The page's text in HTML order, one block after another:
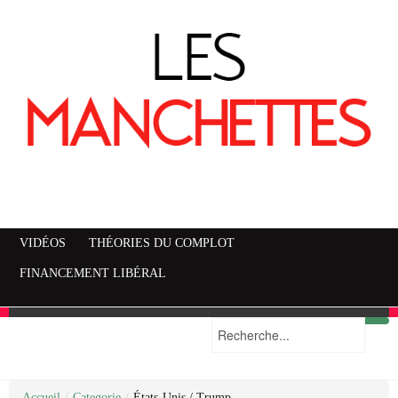
VIDÉOS THÉORIES DU COMPLOT
FINANCEMENT LIBÉRAL